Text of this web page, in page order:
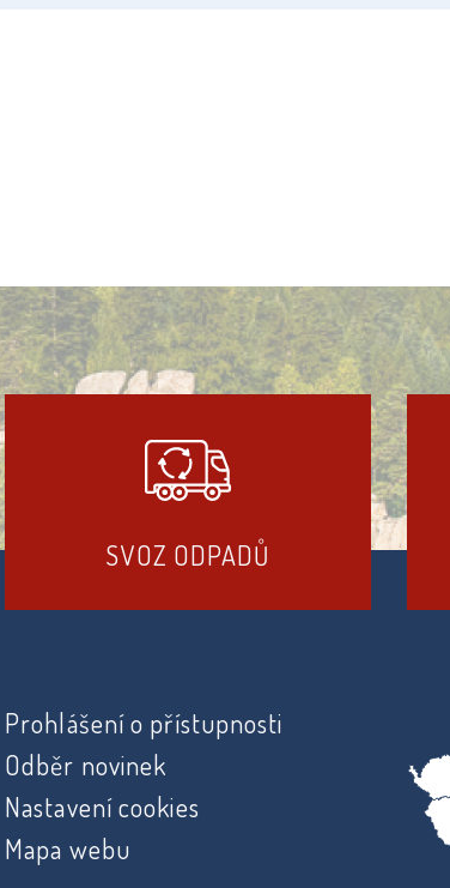
SVOZ ODPADŮ
Prohlášení o přístupnosti
Odběr novinek
Nastavení cookies
Mapa webu